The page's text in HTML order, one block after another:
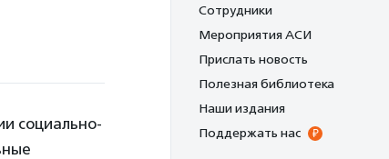
социально-
Сотрудники
Мероприятия АСИ
Прислать новость
Полезная библиотека
Наши издания
Поддержать нас